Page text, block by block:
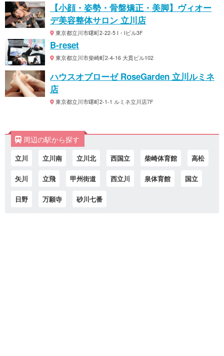
【小顔・姿勢・骨盤矯正・美脚】ヴィオー
デ美容整体サロン 立川店
東京都立川市曙町2-22-5 I・Iビル3F
B-reset
東京都立川市柴崎町2-4-16 大貫ビル102
ハウスオブローゼ RoseGarden 立川ルミネ
店
東京都立川市曙町2-1-1 ルミネ立川店7F
周辺の駅から探す
立川 立川南 立川北 西国立 柴崎体育館 高松
矢川 立飛 甲州街道 西立川 泉体育館 国立
日野 万願寺 砂川七番